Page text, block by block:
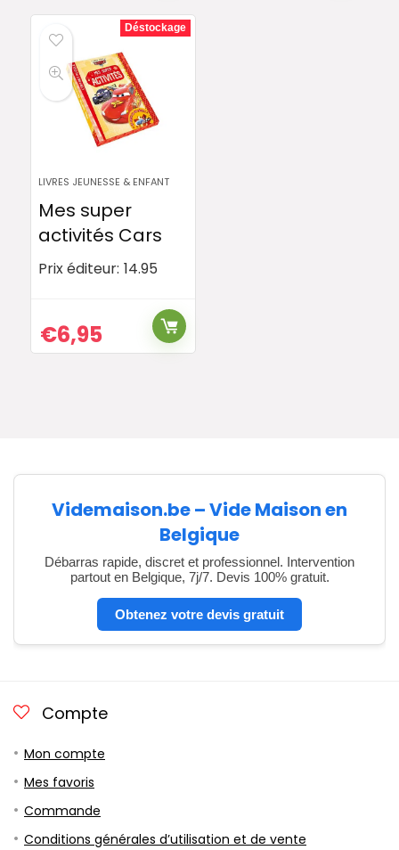
Déstockage
LIVRES JEUNESSE & ENFANT
Mes super
activités Cars
Prix éditeur: 14.95
€6,95
Videmaison.be – Vide Maison en
Belgique
Débarras rapide, discret et professionnel. Intervention
partout en Belgique, 7j/7. Devis 100% gratuit.
Obtenez votre devis gratuit
Compte
Mon compte
Mes favoris
Commande
Conditions générales d’utilisation et de vente